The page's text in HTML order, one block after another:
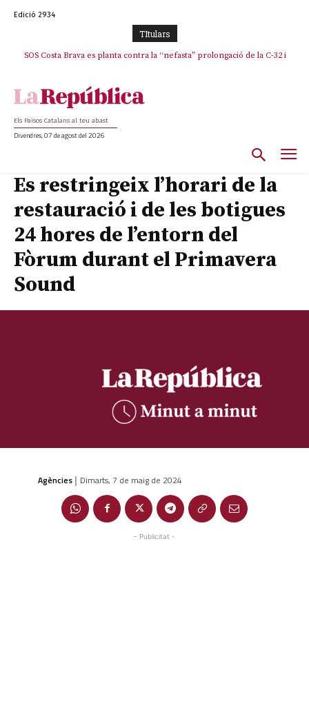
Edició 2934
TItulars
SOS Costa Brava es planta contra la “nefasta” prolongació de la C-32 i
Els Països Catalans al teu abast
Divendres, 07 de agost del 2026
Es restringeix l’horari de la
restauració i de les botigues
24 hores de l’entorn del
Fòrum durant el Primavera
Sound
Agències | Dimarts, 7 de maig de 2024
- Publicitat -